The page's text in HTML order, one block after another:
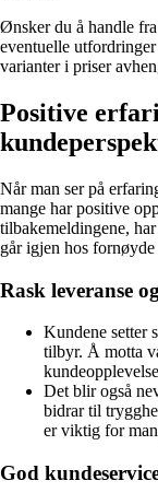
Ønsker du å handle
eventuelle
varianter i priser
Positive
Når man ser på
mange har positive
tilbakemeldingene,
går igjen hos fornøyde
Rask leveranse
Kundene setter
tilbyr. Å motta
Det blir også
bidrar til
er viktig for
God